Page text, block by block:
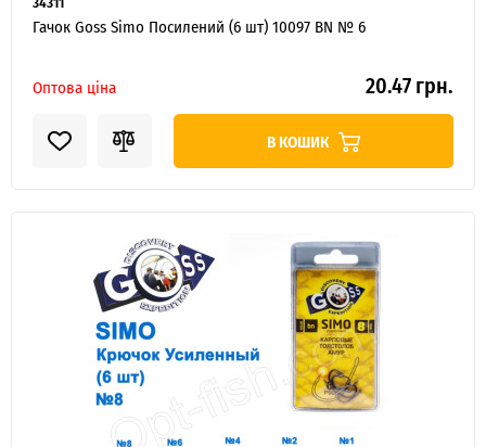
Гачок Goss Simo Посилений (6 шт) 10097 BN № 6
Оптова ціна 20.47 грн.
В КОШИК